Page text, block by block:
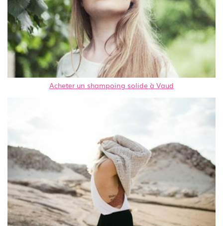
Acheter un shampoing solide à Vaud